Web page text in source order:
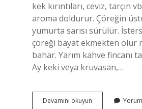
kek kırıntıları, ceviz,
aroma doldurur. Çöreğin
yumurta sarısı sürülür.
çöreği bayat ekmekten olur
bahar. Yarım kahve fincanı
Ay keki veya kruvasan,…
Devamını okuyun